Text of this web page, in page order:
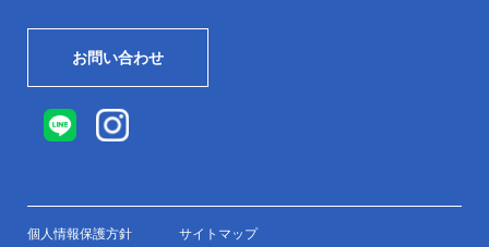
お問い合わせ
個人情報保護方針 サイトマップ